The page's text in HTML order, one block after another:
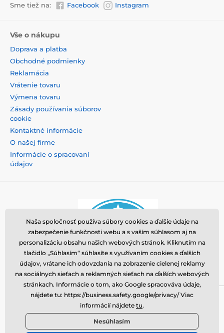
Sme tiež na: Facebook Instagram
Vše o nákupu
Doprava a platba
Obchodné podmienky
Reklamácia
Vrátenie tovaru
Výmena tovaru
Zásady používania súborov
cookie
Kontaktné informácie
O našej firme
Informácie o spracovaní
údajov
Momanio s.r.o., Okružní 361/14, 74718, Píšť, Česká
republika, VAT: CZ09604707, info@tvrzenaskla.eu,
+421 222 205 145
Naša spoločnosť používa súbory cookies a ďalšie údaje na
zabezpečenie funkčnosti webu a s vaším súhlasom aj na
personalizáciu obsahu našich webových stránok. Kliknutím na
tlačidlo „Súhlasím“ súhlasíte s využívaním cookies a ďalších
údajov, vrátane ich odovzdania na zobrazenie cielenej reklamy
na sociálnych sieťach a reklamných sieťach na ďalších webových
stránkach. Informácie o tom, ako Google spracováva údaje,
nájdete tu: https://business.safety.google/privacy/ Viac
informácií nájdete tu.
Nesúhlasím